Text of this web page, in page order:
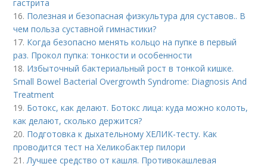
гастрита
16. Полезная и безопасная физкультура для суставов.. В
чем польза суставной гимнастики?
17. Когда безопасно менять кольцо на пупке в первый
раз. Прокол пупка: тонкости и особенности
18. Избыточный бактериальный рост в тонкой кишке.
Small Bowel Bacterial Overgrowth Syndrome: Diagnosis And
Treatment
19. Ботокс, как делают. Ботокс лица: куда можно колоть,
как делают, сколько держится?
20. Подготовка к дыхательному ХЕЛИК-тесту. Как
проводится тест на Хеликобактер пилори
21.Лучшее средство от кашля. Противокашлевая